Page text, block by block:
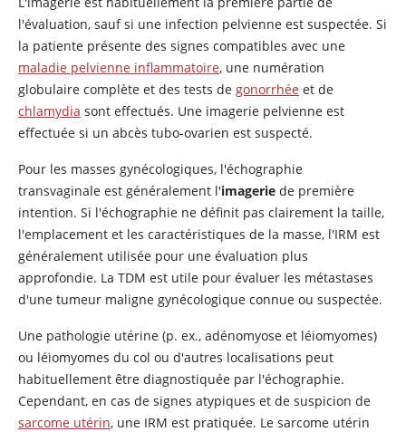
l'évaluation, sauf si une infection pelvienne est suspectée. Si
la patiente présente des signes compatibles avec une
maladie pelvienne inflammatoire, une numération
globulaire complète et des tests de gonorrhée et de
chlamydia sont effectués. Une imagerie pelvienne est
effectuée si un abcès tubo-ovarien est suspecté.
Pour les masses gynécologiques, l'échographie
transvaginale est généralement l'imagerie de première
intention. Si l'échographie ne définit pas clairement la taille,
l'emplacement et les caractéristiques de la masse, l'IRM est
généralement utilisée pour une évaluation plus
approfondie. La TDM est utile pour évaluer les métastases
d'une tumeur maligne gynécologique connue ou suspectée.
Une pathologie utérine (p. ex., adénomyose et léiomyomes)
ou léiomyomes du col ou d'autres localisations peut
habituellement être diagnostiquée par l'échographie.
Cependant, en cas de signes atypiques et de suspicion de
sarcome utérin, une IRM est pratiquée. Le sarcome utérin